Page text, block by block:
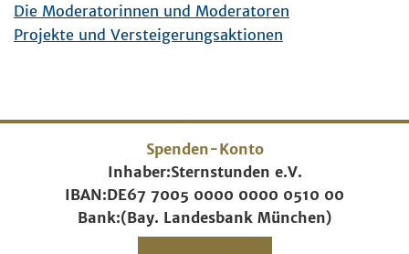
Die Moderatorinnen und Moderatoren
Projekte und Versteigerungsaktionen
Spenden-Konto
Inhaber:Sternstunden e.V.
IBAN:DE67 7005 0000 0000 0510 00
Bank:(Bay. Landesbank München)